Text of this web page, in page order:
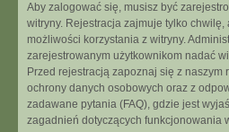
Aby zalogować się, musisz być
witryny. Rejestracja zajmuje tylko
możliwości korzystania z witryny.
zarejestrowanym użytkownikom nadać
Przed rejestracją zapoznaj się z naszym
ochrony danych osobowych oraz z
zadawane pytania (FAQ), gdzie jest
zagadnień dotyczących funkcjonowania